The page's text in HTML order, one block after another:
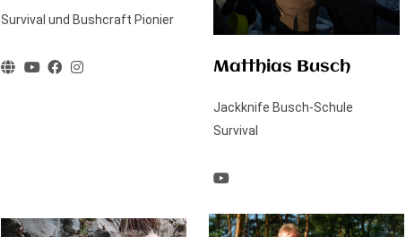
Survival und Bushcraft Pionier
Matthias Busch
Jackknife Busch-Schule
Survival